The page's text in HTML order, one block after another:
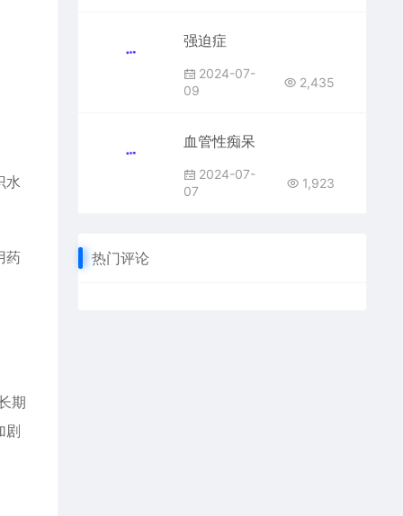
水
药
期
剧
强迫症
2024-07-
09
2,435
血管性痴呆
2024-07-
07
1,923
热门评论